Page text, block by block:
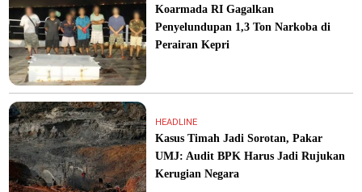
Koarmada RI Gagalkan
Penyelundupan 1,3 Ton Narkoba di
Perairan Kepri
HEADLINE
Kasus Timah Jadi Sorotan, Pakar
UMJ: Audit BPK Harus Jadi Rujukan
Kerugian Negara